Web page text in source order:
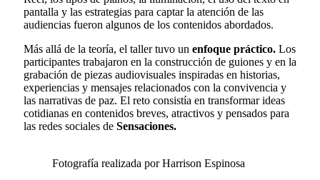
pantalla y las estrategias para captar la atención de las
audiencias fueron algunos de los contenidos abordados.
Más allá de la teoría, el taller tuvo un enfoque práctico. Los
participantes trabajaron en la construcción de guiones y en la
grabación de piezas audiovisuales inspiradas en historias,
experiencias y mensajes relacionados con la convivencia y
las narrativas de paz. El reto consistía en transformar ideas
cotidianas en contenidos breves, atractivos y pensados para
las redes sociales de Sensaciones.
Fotografía realizada por Harrison Espinosa